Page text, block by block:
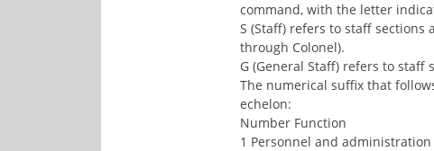
command, with the letter
S (Staff) refers to staff
through Colonel).
G (General Staff) refers to
The numerical suffix that
echelon:
Number Function
1 Personnel and administration